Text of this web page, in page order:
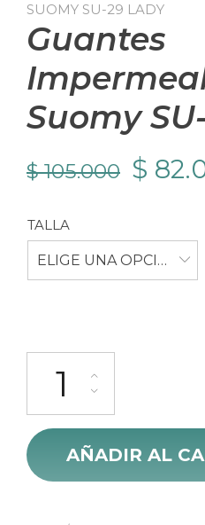
SUOMY SU-29 LADY
Guantes
Suomy
$105.000 El
era:
$
TALLA
ELIGE UNA OPCIÓN
AÑADIR AL